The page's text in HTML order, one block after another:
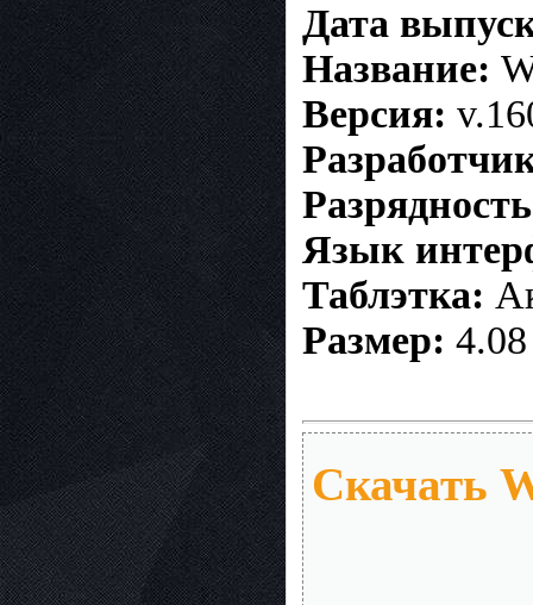
Дата
Название:
Версия:
Язык
Таблэтка:
Размер:
Скачать